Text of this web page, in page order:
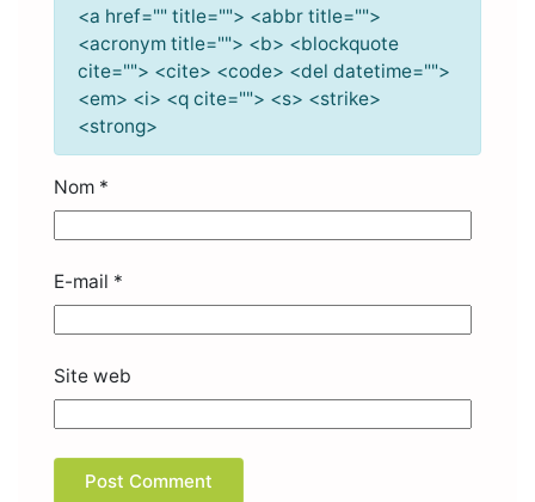
<a href="" title=""> <abbr title="">
<acronym title=""> <b> <blockquote
cite=""> <cite> <code> <del datetime="">
<em> <i> <q cite=""> <s> <strike>
<strong>
Nom *
E-mail *
Site web